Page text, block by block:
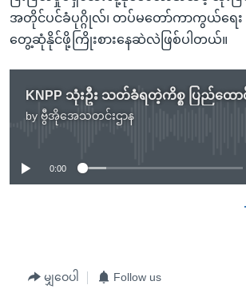
အတိုင်ပင်ခံပုဂ္ဂိုလ်၊ တပ်မတော်ကာကွယ်ရေး
တွေ့ဆုံနိုင်ဖို့ကြိုးစားနေဆဲလဲဖြစ်ပါတယ်။
by ဗွီအိုအေသတင်းဌာန
No media source currently
0:00
မျှဝေပါ Follow us